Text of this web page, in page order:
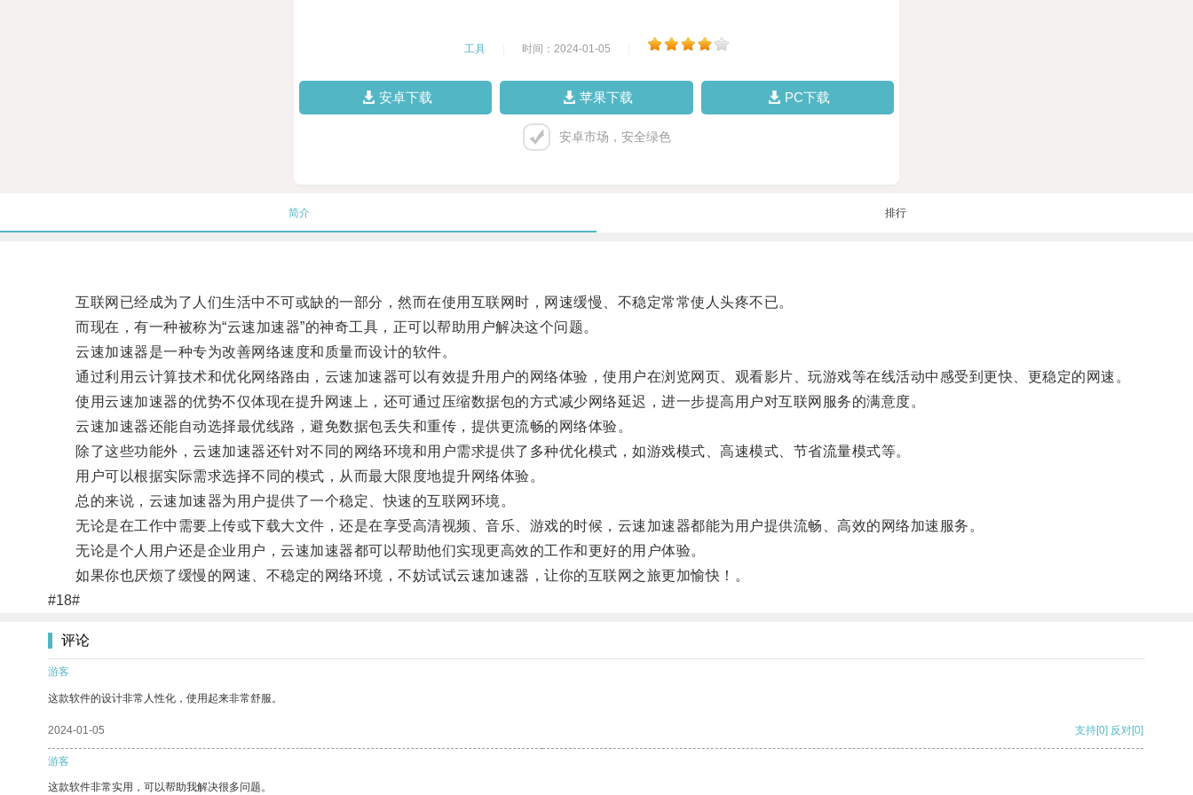
工具 时间：2024-01-05
安卓下载 苹果下载 PC下载
安卓市场，安全绿色
简介 排行
互联网已经成为了人们生活中不可或缺的一部分，然而在使用互联网时，网速缓慢、不稳定常常使人头疼不已。
而现在，有一种被称为“云速加速器”的神奇工具，正可以帮助用户解决这个问题。
云速加速器是一种专为改善网络速度和质量而设计的软件。
通过利用云计算技术和优化网络路由，云速加速器可以有效提升用户的网络体验，使用户在浏览网页、观看影片、玩游戏等在线活动中感受到更快、更稳定的网速。
使用云速加速器的优势不仅体现在提升网速上，还可通过压缩数据包的方式减少网络延迟，进一步提高用户对互联网服务的满意度。
云速加速器还能自动选择最优线路，避免数据包丢失和重传，提供更流畅的网络体验。
除了这些功能外，云速加速器还针对不同的网络环境和用户需求提供了多种优化模式，如游戏模式、高速模式、节省流量模式等。
用户可以根据实际需求选择不同的模式，从而最大限度地提升网络体验。
总的来说，云速加速器为用户提供了一个稳定、快速的互联网环境。
无论是在工作中需要上传或下载大文件，还是在享受高清视频、音乐、游戏的时候，云速加速器都能为用户提供流畅、高效的网络加速服务。
无论是个人用户还是企业用户，云速加速器都可以帮助他们实现更高效的工作和更好的用户体验。
如果你也厌烦了缓慢的网速、不稳定的网络环境，不妨试试云速加速器，让你的互联网之旅更加愉快！。
#18#
评论
游客
这款软件的设计非常人性化，使用起来非常舒服。
2024-01-05 支持[0] 反对[0]
游客
这款软件非常实用，可以帮助我解决很多问题。